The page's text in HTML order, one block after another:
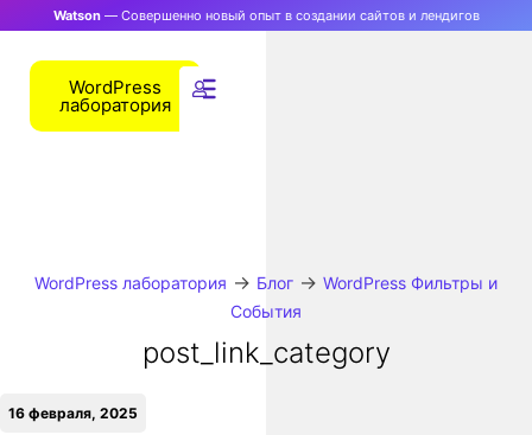
Watson— Совершенно новый опыт в создании сайтов и лендигов
WordPress
лаборатория
WordPress лаборатория → Блог → WordPress Фильтры и
События
post_link_category
16 февраля, 2025